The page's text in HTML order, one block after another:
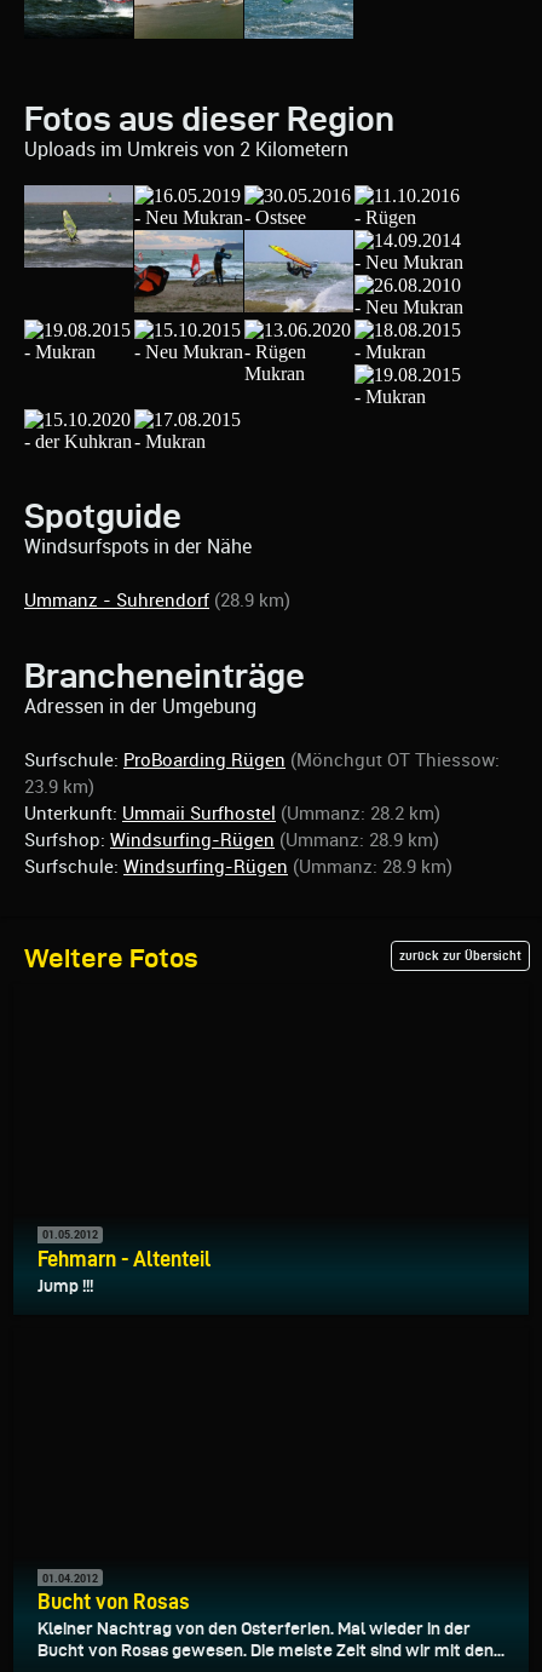
Fotos aus dieser Region
Uploads im Umkreis von 2 Kilometern
Spotguide
Windsurfspots in der Nähe
Ummanz - Suhrendorf (28.9 km)
Brancheneinträge
Adressen in der Umgebung
Surfschule: ProBoarding Rügen (Mönchgut OT Thiessow:
23.9 km)
Unterkunft: Ummaii Surfhostel (Ummanz: 28.2 km)
Surfshop: Windsurfing-Rügen (Ummanz: 28.9 km)
Surfschule: Windsurfing-Rügen (Ummanz: 28.9 km)
Weitere Fotos zurück zur Übersicht
01.05.2012
Fehmarn - Altenteil
Jump !!!
01.04.2012
Bucht von Rosas
Kleiner Nachtrag von den Osterferien. Mal wieder in der
Bucht von Rosas gewesen. Die meiste Zeit sind wir mit den...